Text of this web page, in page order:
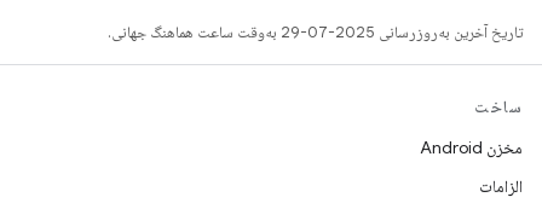
تاریخ آخرین به‌روزرسانی 2025-07-29 به‌وقت ساعت هماهنگ جهانی.
ساخت
مخزن Android
الزامات